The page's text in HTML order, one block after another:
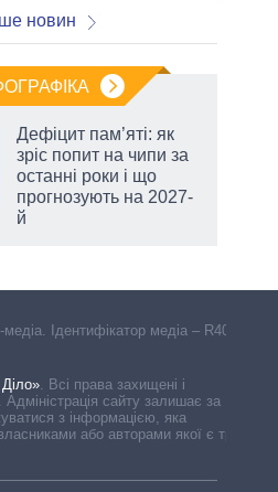
новин
Дефіцит пам’яті: як
зріс попит на чипи за
останні роки і що
прогнозують на 2027-
й
Ідентифікатор медіа – R40-
Всі права захищені і
сайту залишає за
з інформацією, яка
або авторами якої є треті